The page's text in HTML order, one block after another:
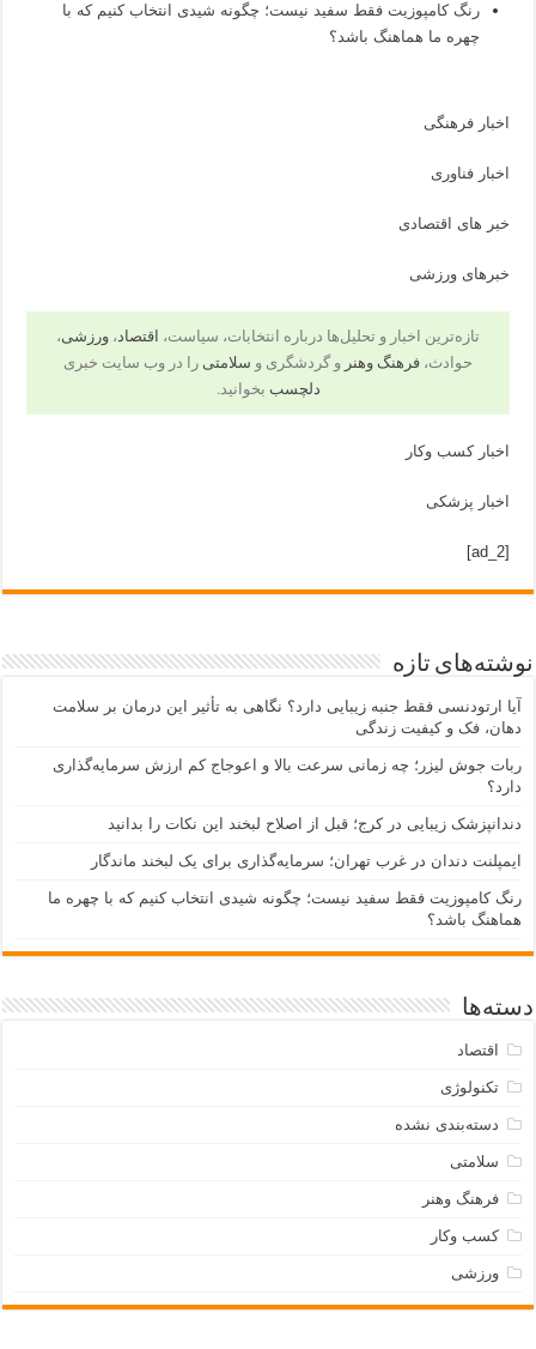
رنگ کامپوزیت فقط سفید نیست؛ چگونه شیدی انتخاب کنیم که با
چهره ما هماهنگ باشد؟
اخبار فرهنگی
اخبار فناوری
خبر های اقتصادی
خبرهای ورزشی
تازه‌ترین اخبار و تحلیل‌ها درباره انتخابات، سیاست، اقتصاد، ورزشی،
حوادث، فرهنگ وهنر و گردشگری و سلامتی را در وب سایت خبری
دلچسب بخوانید.
اخبار کسب وکار
اخبار پزشکی
[ad_2]
نوشته‌های تازه
آیا ارتودنسی فقط جنبه زیبایی دارد؟ نگاهی به تأثیر این درمان بر سلامت
دهان، فک و کیفیت زندگی
ربات جوش لیزر؛ چه زمانی سرعت بالا و اعوجاج کم ارزش سرمایه‌گذاری
دارد؟
دندانپزشک زیبایی در کرج؛ قبل از اصلاح لبخند این نکات را بدانید
ایمپلنت دندان در غرب تهران؛ سرمایه‌گذاری برای یک لبخند ماندگار
رنگ کامپوزیت فقط سفید نیست؛ چگونه شیدی انتخاب کنیم که با چهره ما
هماهنگ باشد؟
دسته‌ها
اقتصاد
تکنولوژی
دسته‌بندی نشده
سلامتی
فرهنگ وهنر
کسب وکار
ورزشی